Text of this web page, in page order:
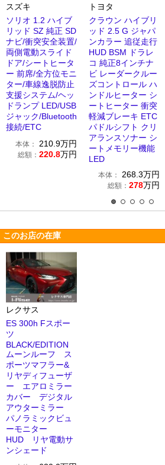
スズキ
ソリオ 1.2 ハイブ
リッド SZ 純正 SD
ナビ/衝突安全装置/
両側電動スライド
ドア/シートヒータ
ー 前席/全方位モニ
ター/車線逸脱防止
支援システム/ヘッ
ドランプ LED/USB
ジャック/Bluetooth
接続/ETC
本体： 210.9万円
総額： 220.8万円
トヨタ
クラウン ハイブリ
ッド 2.5 G ジャパ
ンカラー 追従走行
HUD BSM ドラレ
コ 純正8インチナ
ビ レーダークルー
ズコントロール ハ
ンドルヒーター シ
ートヒーター 衝突
軽減ブレーキ ETC
パドルシフト クリ
アランスソナー シ
ートメモリー機能
LED
本体： 268.3万円
総額： 278万円
このお店の在庫
レクサス
ES 300h Fスポー
ツ
BLACK/EDITION
ムーンルーフ ス
ポーツマフラー&
リヤディフューザ
ー エアロミラー
カバー デジタル
アウターミラー
パノラミックビュ
ーモニター
HUD リヤ電動サ
ンシェード